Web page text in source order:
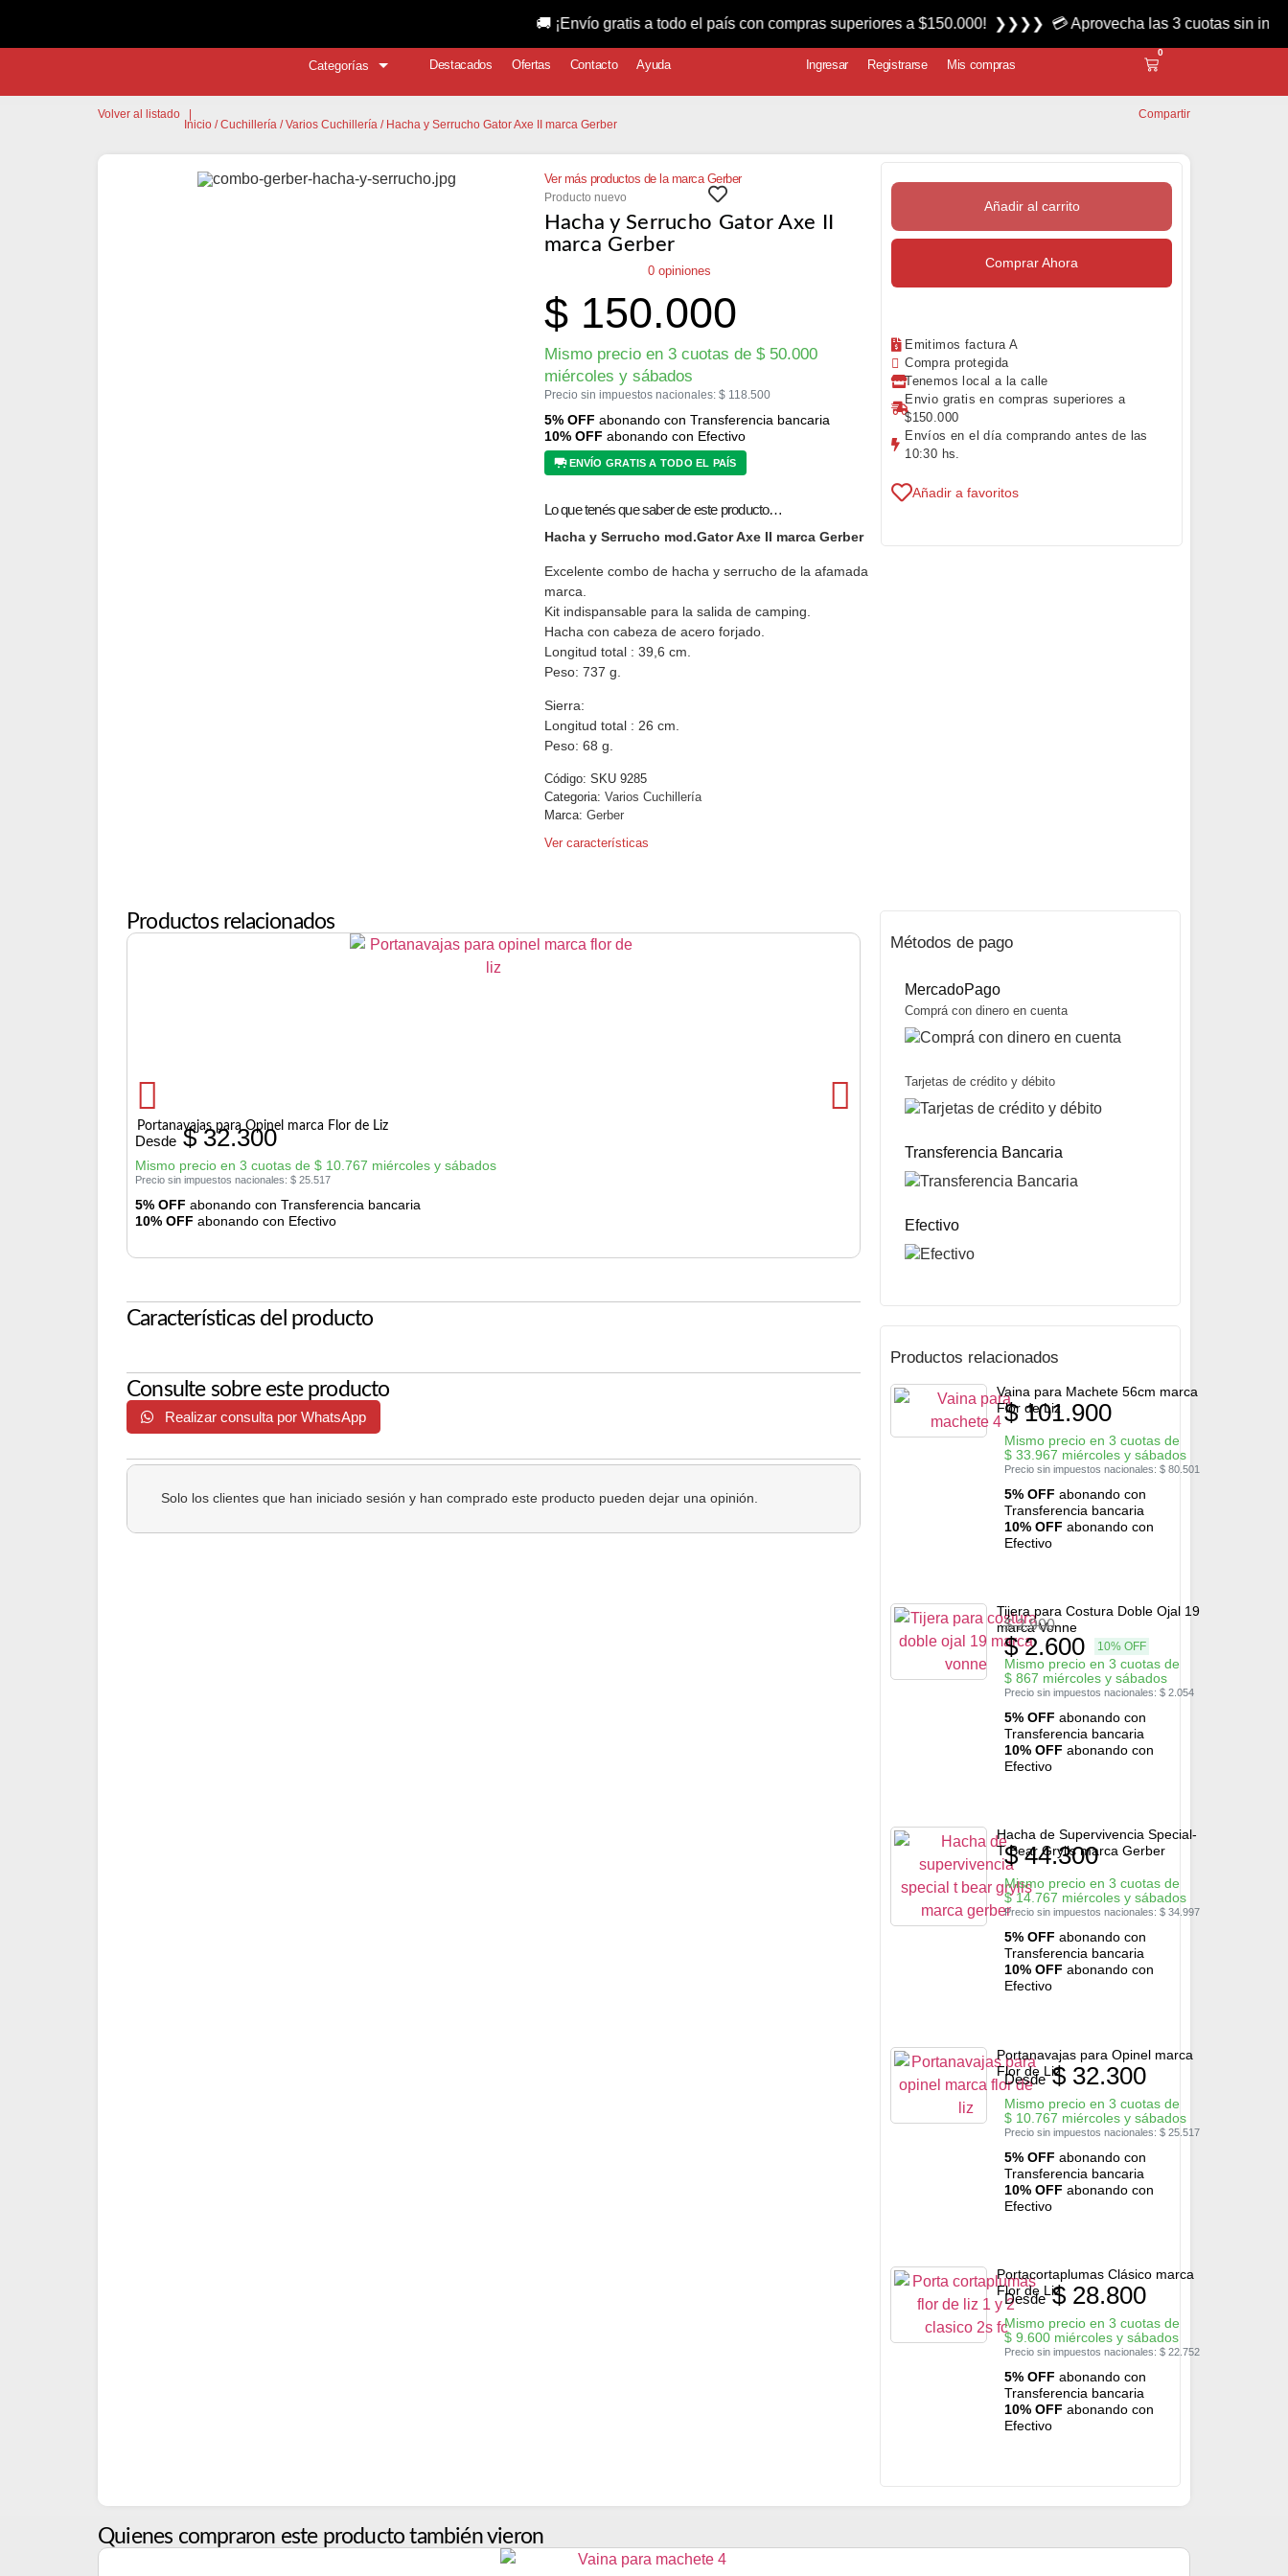
Categorías Destacados Ofertas Contacto Ayuda Ingresar Registrarse Mis compras
0
Volver al listado
Inicio /Cuchillería /Varios Cuchillería / Hacha y Serrucho Gator Axe II marca Gerber
Compartir
Ver más productos de la marca Gerber
Producto nuevo
Hacha y Serrucho Gator Axe II
marca Gerber
0 opiniones
$150.000
Mismo precio en 3 cuotas de $50.000
miércoles y sábados
Precio sin impuestos nacionales: $118.500
5% OFF abonando con Transferencia bancaria
10% OFF abonando con Efectivo
ENVÍO GRATIS A TODO EL PAÍS
Lo que tenés que saber de este producto…
Hacha y Serrucho mod.Gator Axe II marca Gerber
Excelente combo de hacha y serrucho de la afamada
marca.
Kit indispansable para la salida de camping.
Hacha con cabeza de acero forjado.
Longitud total : 39,6 cm.
Peso: 737 g.
Sierra:
Longitud total : 26 cm.
Peso: 68 g.
Código: SKU 9285
Categoria: Varios Cuchillería
Marca: Gerber
Ver características
Añadir al carrito
Comprar Ahora
Emitimos factura A
Compra protegida
Tenemos local a la calle
Envio gratis en compras superiores a
$150.000
Envíos en el día comprando antes de las
10:30 hs.
Añadir a favoritos
Productos relacionados
Portanavajas para Opinel marca Flor de Liz
Desde $32.300
Mismo precio en 3 cuotas de $ 10.767 miércoles y sábados
Precio sin impuestos nacionales: $ 25.517
5% OFF abonando con Transferencia bancaria
10% OFF abonando con Efectivo
Precio sin impuestos nacionales:$22.752
10% OFFabonando con Efectivo
Características del producto
Consulte sobre este producto
Realizar consulta por WhatsApp
Solo los clientes que han iniciado sesión y han comprado este producto pueden dejar una opinión.
Métodos de pago
MercadoPago
Comprá con dinero en cuenta
Tarjetas de crédito y débito
Transferencia Bancaria
Efectivo
Productos relacionados
Vaina para Machete 56cm marca
Flor de Liz
$101.900
Mismo precio en 3 cuotas de
$33.967 miércoles y sábados
Precio sin impuestos nacionales: $80.501
5% OFF abonando con
Transferencia bancaria
10% OFF abonando con
Efectivo
Tijera para Costura Doble Ojal 19
marca Vonne
$2.900
$2.600 10% OFF
Mismo precio en 3 cuotas de
$867 miércoles y sábados
Precio sin impuestos nacionales: $2.054
5% OFF abonando con
Transferencia bancaria
10% OFF abonando con
Efectivo
Hacha de Supervivencia Special-
T Bear Grylls marca Gerber
$44.300
Mismo precio en 3 cuotas de
$14.767 miércoles y sábados
Precio sin impuestos nacionales: $34.997
5% OFF abonando con
Transferencia bancaria
10% OFF abonando con
Efectivo
Portanavajas para Opinel marca
Flor de Liz
Desde $32.300
Mismo precio en 3 cuotas de
$10.767 miércoles y sábados
Precio sin impuestos nacionales: $25.517
5% OFF abonando con
Transferencia bancaria
10% OFF abonando con
Efectivo
Portacortaplumas Clásico marca
Flor de Liz
Desde $28.800
Mismo precio en 3 cuotas de
$9.600miércoles y sábados
Precio sin impuestos nacionales: $22.752
5% OFF abonando con
Transferencia bancaria
10% OFF abonando con
Efectivo
Quienes compraron este producto también vieron
🚚 ¡Envío gratis a todo el país con compras superiores a $150.000! ❯❯❯❯ 💳 Aprovecha las 3 cuotas sin interés